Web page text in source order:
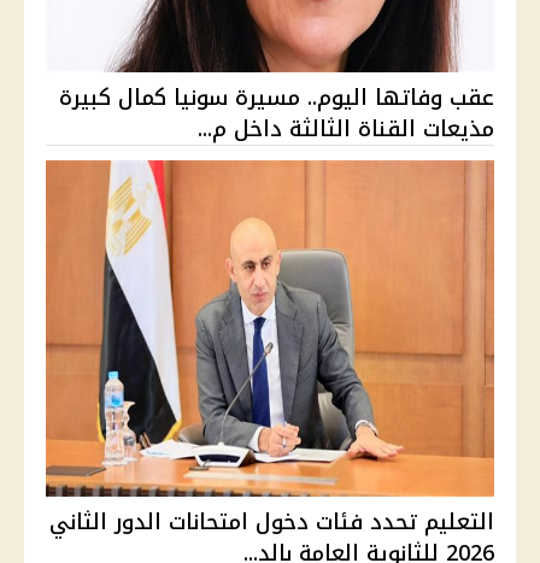
عقب وفاتها اليوم.. مسيرة سونيا كمال كبيرة
مذيعات القناة الثالثة داخل م...
التعليم تحدد فئات دخول امتحانات الدور الثاني
2026 للثانوية العامة بالد...